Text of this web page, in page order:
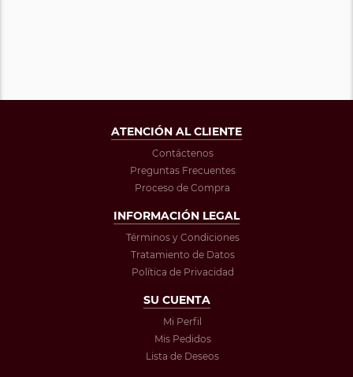
ATENCIÓN AL CLIENTE
Contáctenos
Preguntas Frecuentes
Proceso de Compra
INFORMACIÓN LEGAL
Términos y Condiciones
Tratamiento de Datos
Política de Privacidad
SU CUENTA
Mi Perfil
Mis Pedidos
Lista de Deseos